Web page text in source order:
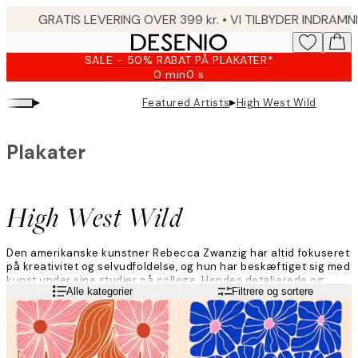
SALE - 50% RABAT PÅ PLAKATER*
0 min0 s
Gyldig
indtil:
2026-
▸ Featured Artists▸High West Wild
High West Wild
Plakater
Den amerikanske kunstner Rebecca Zwanzig har altid fokuseret
på kreativitet og selvudfoldelse, og hun har beskæftiget sig med
kunst under sine studier på college. Hendes detaljerede og
farverige sammensætninger indfanger essensen af naturen og
udspringer af hendes fascination af videnskabelige
undersøgelser af planter og væsner.
"Jeg er inspireret af gamle tekstiler og billeder, videnskabelig
Læs mere Alle kategorier Filtrere og sortere